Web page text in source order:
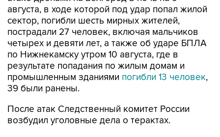
августа, в ходе которой под удар попал жилой
сектор, погибли шесть мирных жителей,
пострадали 27 человек, включая мальчиков
четырех и девяти лет, а также об ударе БПЛА
по Нижнекамску утром 10 августа, где в
результате попадания по жилым домам и
промышленным зданиями погибли 13 человек,
39 были ранены.
После атак Следственный комитет России
возбудил уголовные дела о терактах.